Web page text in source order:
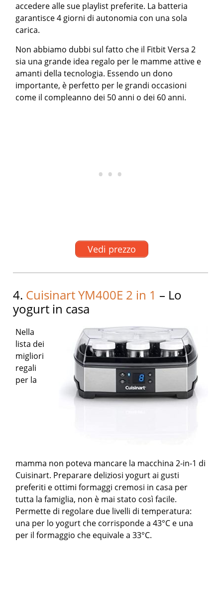
accedere alle sue playlist preferite. La batteria
garantisce 4 giorni di autonomia con una sola
carica.
Non abbiamo dubbi sul fatto che il Fitbit Versa 2
sia una grande idea regalo per le mamme attive e
amanti della tecnologia. Essendo un dono
importante, è perfetto per le grandi occasioni
come il compleanno dei 50 anni o dei 60 anni.
Vedi prezzo
4. Cuisinart YM400E 2 in 1 – Lo
yogurt in casa
Nella
lista dei
migliori
regali
per la
mamma non poteva mancare la macchina 2-in-1 di
Cuisinart. Preparare deliziosi yogurt ai gusti
preferiti e ottimi formaggi cremosi in casa per
tutta la famiglia, non è mai stato così facile.
Permette di regolare due livelli di temperatura:
una per lo yogurt che corrisponde a 43°C e una
per il formaggio che equivale a 33°C.